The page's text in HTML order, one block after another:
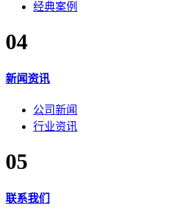
经典案例
04
新闻资讯
公司新闻
行业资讯
05
联系我们